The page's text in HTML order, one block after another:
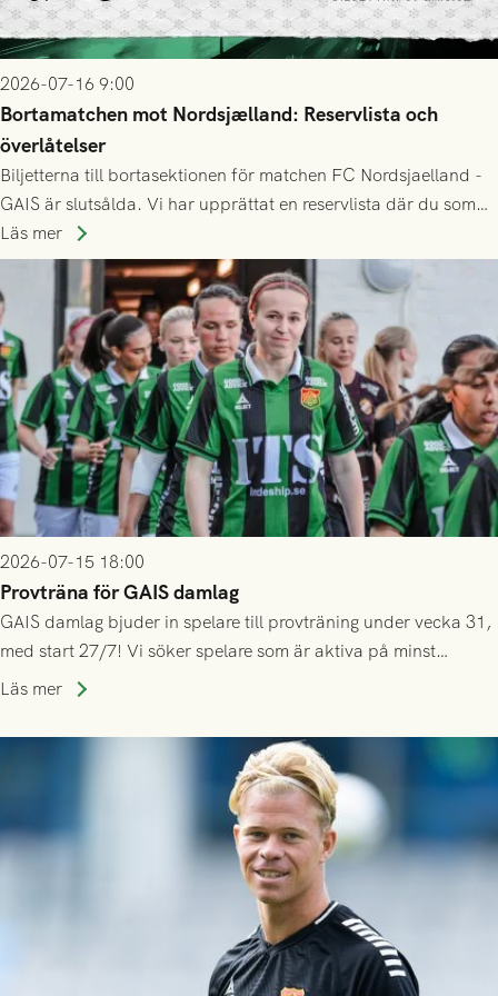
2026-07-16 9:00
Bortamatchen mot Nordsjælland: Reservlista och
överlåtelser
Biljetterna till bortasektionen för matchen FC Nordsjaelland -
GAIS är slutsålda. Vi har upprättat en reservlista där du som
ännu inte har någon biljett kan anmäla ditt intresse. Du kan
inte själv överlåta din biljett till någon annan.
Läs mer
2026-07-15 18:00
Provträna för GAIS damlag
GAIS damlag bjuder in spelare till provträning under vecka 31,
med start 27/7! Vi söker spelare som är aktiva på minst
division 3-nivå.
Läs mer